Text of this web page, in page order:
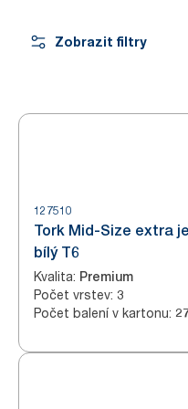
Zobrazit filtry
127510
Tork Mid-Size extra
bílý T6
Kvalita: Premium
Počet vrstev: 3
Počet balení v kartonu: